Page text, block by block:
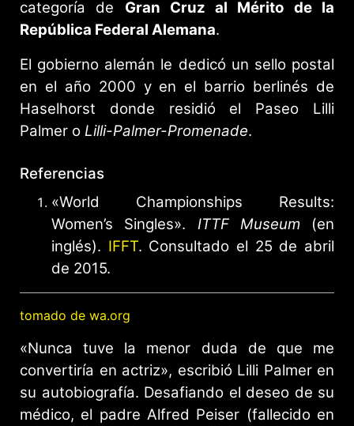
categoría de Gran Cruz al Mérito de la
República Federal Alemana.
El gobierno alemán le dedicó un sello postal
en el año 2000 y en el barrio berlinés de
Haselhorst donde residió el Paseo Lilli
Palmer o Lilli-Palmer-Promenade.
Referencias
«World Championships Results:
Women’s Singles». ITTF Museum (en
inglés). IFFT. Consultado el 25 de abril
de 2015.
tomado de wa.org
«Nunca tuve la menor duda de que me
convertiría en actriz», escribió Lilli Palmer en
su autobiografía. Desafiando el deseo de su
médico, el padre Alfred Peiser (fallecido en